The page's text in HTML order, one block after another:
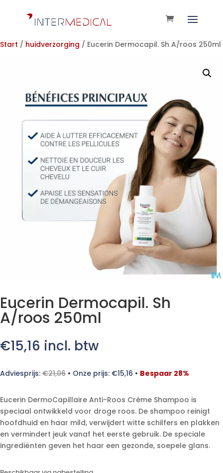
Start / huidverzorging / Eucerin Dermocapil. Sh A/roos 250ml
Eucerin Dermocapil. Sh
A/roos 250ml
€15,16 incl. btw
Adviesprijs: €21,06 • Onze prijs: €15,16 • Bespaar 28%
Eucerin DermoCapillaire Anti-Roos Crème Shampoo is
speciaal ontwikkeld voor droge roos. De shampoo reinigt
hoofdhuid en haar mild, verwijdert witte schilfers en plakken
en vermindert jeuk vanaf het eerste gebruik. De speciale
ingrediënten geven het haar een gezonde, soepele glans.